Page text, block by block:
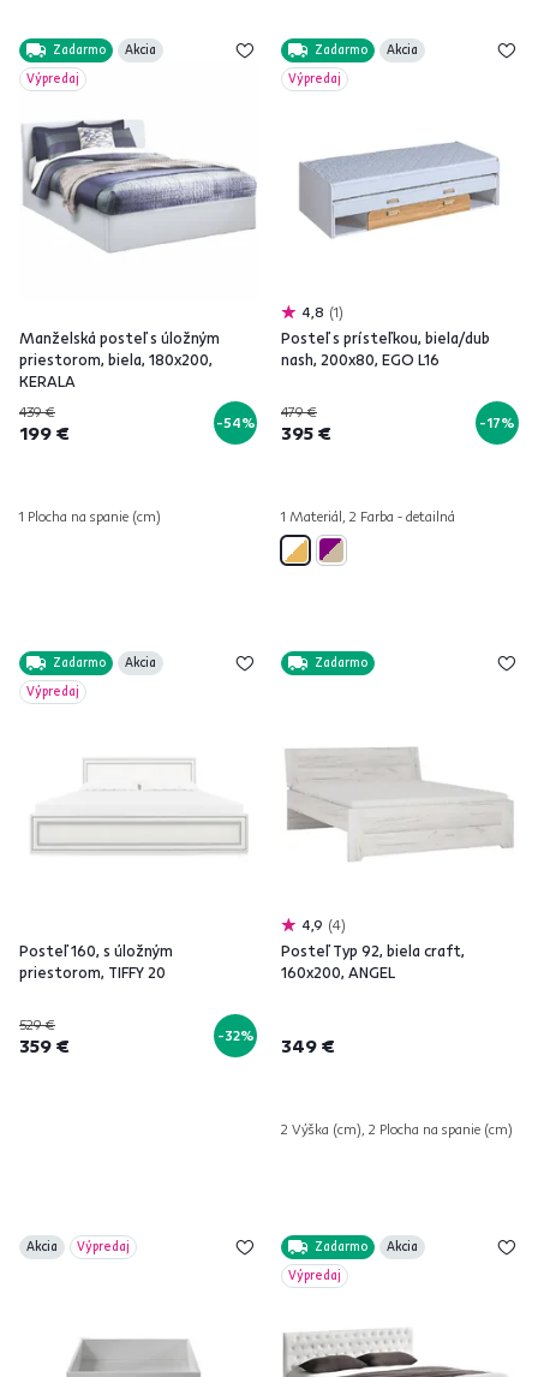
Zadarmo
Akcia
Výpredaj
Manželská posteľ s úložným
priestorom, biela, 180x200,
KERALA
439 €
199 € -54%
1 Plocha na spanie (cm)
Zadarmo
Akcia
Výpredaj
4,8 1
Posteľ s prísteľkou, biela/dub
nash, 200x80, EGO L16
479 €
395 € -17%
1 Materiál, 2 Farba - detailná
Zadarmo
Akcia
Výpredaj
Posteľ 160, s úložným
priestorom, TIFFY 20
529 €
359 € -32%
Zadarmo
4,9 4
Posteľ Typ 92, biela craft,
160x200, ANGEL
349 €
2 Výška (cm), 2 Plocha na spanie (cm)
Akcia Výpredaj Zadarmo
Akcia
Výpredaj